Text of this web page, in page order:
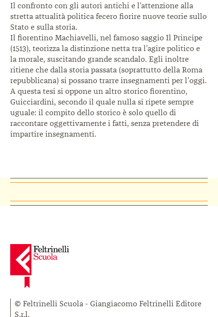
Il confronto con gli autori antichi e l’attenzione alla
stretta attualità politica fecero ­fiorire nuove teorie sullo
Stato e sulla storia.
Il fiorentino Machiavelli, nel famoso saggio Il Principe
(1513), teorizza la distinzione netta tra l’agire politico e
la morale, suscitando grande scandalo. Egli inoltre
ritiene che dalla storia passata (soprattutto della Roma
repubblicana) si possano trarre insegnamenti per l’oggi.
A questa tesi si oppone un altro storico fiorentino,
Guicciardini, secondo il quale nulla si ripete sempre
uguale: il compito dello storico è solo quello di
raccontare oggettivamente i fatti, senza pretendere di
impartire insegnamenti.
© Feltrinelli Scuola - Giangiacomo Feltrinelli Editore
S.r.l.